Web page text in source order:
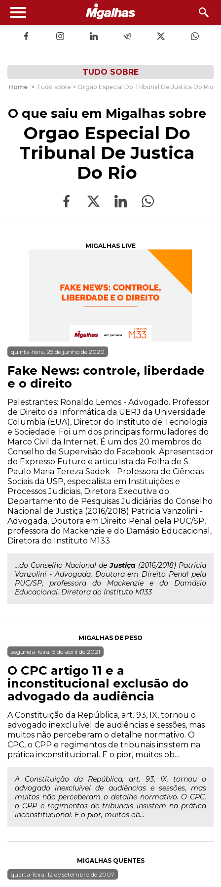
TUDO SOBRE
Home > Tudo sobre > Orgao Especial Do Tribunal De Justica Do Rio
O que saiu em Migalhas sobre
Orgao Especial Do
Tribunal De Justica
Do Rio
MIGALHAS LIVE
quinta-feira, 25 de junho de 2020
Fake News: controle, liberdade
e o direito
Palestrantes: Ronaldo Lemos - Advogado. Professor
de Direito da Informática da UERJ da Universidade
Columbia (EUA), Diretor do Instituto de Tecnologia
e Sociedade. Foi um dos principais formuladores do
Marco Civil da Internet. É um dos 20 membros do
Conselho de Supervisão do Facebook. Apresentador
do Expresso Futuro e articulista da Folha de S.
Paulo Maria Tereza Sadek - Professora de Ciências
Sociais da USP, especialista em Instituições e
Processos Judiciais, Diretora Executiva do
Departamento de Pesquisas Judiciárias do Conselho
Nacional de Justiça (2016/2018) Patricia Vanzolini -
Advogada, Doutora em Direito Penal pela PUC/SP,
professora do Mackenzie e do Damásio Educacional,
Diretora do Instituto M133
...do Conselho Nacional deJustiça (2016/2018) Patricia
Vanzolini - Advogada, Doutora em Direito Penal pela
PUC/SP, professora do Mackenzie e do Damásio
Educacional, Diretora do Instituto M133
MIGALHAS DE PESO
segunda-feira, 5 de abril de 2021
O CPC artigo 11 e a
inconstitucional exclusão do
advogado da audiência
A Constituição da República, art. 93, IX, tornou o
advogado inexcluível de audiências e sessões, mas
muitos não perceberam o detalhe normativo. O
CPC, o CPP e regimentos de tribunais insistem na
prática inconstitucional. E o pior, muitos ob...
A Constituição da República, art. 93, IX, tornou o
advogado inexcluível de audiências e sessões, mas
muitos não perceberam o detalhe normativo. O CPC,
o CPP e regimentos de tribunais insistem na prática
inconstitucional. E o pior, muitos ob...
MIGALHAS QUENTES
quarta-feira, 12 de setembro de 2007